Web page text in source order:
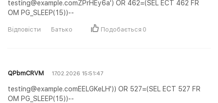
testing@example.comZPrHEy6a') OR 462=(SEL ECT 462 FR
OM PG_SLEEP(15))--
Відповісти Батько Подобається 0
QPbmCRVM 17.02.2026 15:51:47
testing@example.comEELGKeLH')) OR 527=(SEL ECT 527 FR
OM PG_SLEEP(15))--